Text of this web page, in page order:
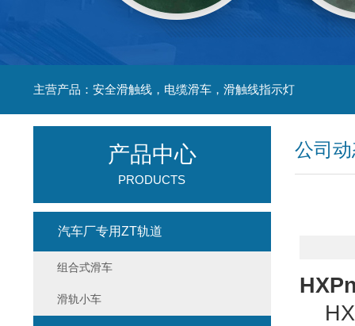
主营产品：安全滑触线，电缆滑车，滑触线指示灯
公司
产品中心
PRODUCTS
汽车厂专用ZT轨道
组合式滑车
滑轨小车